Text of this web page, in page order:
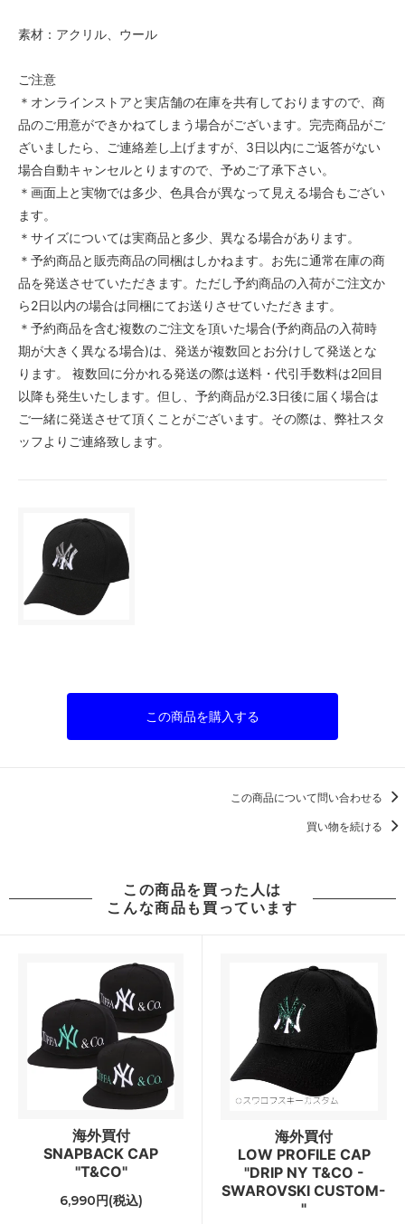
素材：アクリル、ウール
ご注意
＊オンラインストアと実店舗の在庫を共有しておりますので、商
品のご用意ができかねてしまう場合がございます。完売商品がご
ざいましたら、ご連絡差し上げますが、3日以内にご返答がない
場合自動キャンセルとりますので、予めご了承下さい。
＊画面上と実物では多少、色具合が異なって見える場合もござい
ます。
＊サイズについては実商品と多少、異なる場合があります。
＊予約商品と販売商品の同梱はしかねます。お先に通常在庫の商
品を発送させていただきます。ただし予約商品の入荷がご注文か
ら2日以内の場合は同梱にてお送りさせていただきます。
＊予約商品を含む複数のご注文を頂いた場合(予約商品の入荷時
期が大きく異なる場合)は、発送が複数回とお分けして発送とな
ります。 複数回に分かれる発送の際は送料・代引手数料は2回目
以降も発生いたします。但し、予約商品が2.3日後に届く場合は
ご一緒に発送させて頂くことがございます。その際は、弊社スタ
ッフよりご連絡致します。
この商品を購入する
この商品について問い合わせる
買い物を続ける
この商品を買った人は
こんな商品も買っています
海外買付
SNAPBACK CAP
"T&CO"
6,990円(税込)
海外買付
LOW PROFILE CAP
"DRIP NY T&CO -
SWAROVSKI CUSTOM-
"